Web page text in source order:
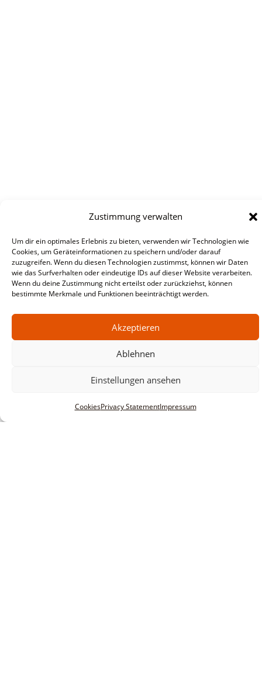
Zustimmung verwalten
Um dir ein optimales Erlebnis zu bieten, verwenden wir Technologien wie
Cookies, um Geräteinformationen zu speichern und/oder darauf
zuzugreifen. Wenn du diesen Technologien zustimmst, können wir Daten
wie das Surfverhalten oder eindeutige IDs auf dieser Website verarbeiten.
Wenn du deine Zustimmung nicht erteilst oder zurückziehst, können
bestimmte Merkmale und Funktionen beeinträchtigt werden.
Akzeptieren
Ablehnen
Einstellungen ansehen
CookiesPrivacy StatementImpressum